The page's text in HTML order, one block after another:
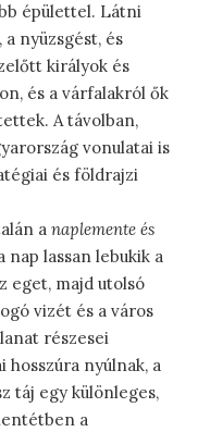
épülettel. Látni
nyüzsgést, és
királyok és
és a várfalakról ők
A távolban,
vonulatai is
és földrajzi
a naplemente és
nap lassan lebukik a
eget, majd utolsó
vizét és a város
részesei
nyúlnak, a
táj egy különleges,
a